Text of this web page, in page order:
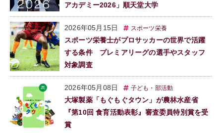
アカデミー2026」順天堂大学
2026年05月15日 スポーツ栄養
スポーツ栄養士がプロサッカーの世界で活躍
する条件 プレミアリーグの選手やスタッフ
対象調査
2026年05月08日 子ども・部活動
大塚製薬「もぐもぐタウン」が農林水産省
『第10回 食育活動表彰』審査委員特別賞を受
賞